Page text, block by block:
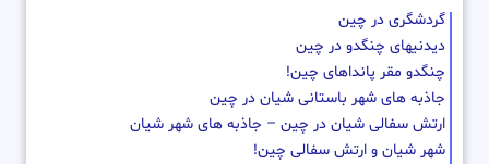
گردشگری در چین
دیدنیهای چنگدو در چین
چنگدو مقر پانداهای چین!
جاذبه های شهر باستانی شیان در چین
ارتش سفالی شیان در چین – جاذبه های شهر شیان
شهر شیان و ارتش سفالی چین!